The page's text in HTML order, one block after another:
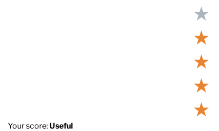
★
★
★
★
★
Your score: Useful